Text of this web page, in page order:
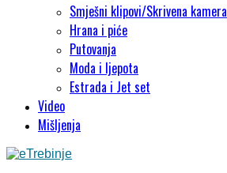
Smješni klipovi/Skrivena kamera
Hrana i piće
Putovanja
Moda i ljepota
Estrada i Jet set
Video
Mišljenja